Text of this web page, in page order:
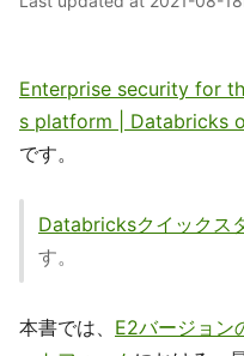
Enterprise security for
s platform | Databricks
です。
Databricksクイックス
す。
本書では、 E2バージョン